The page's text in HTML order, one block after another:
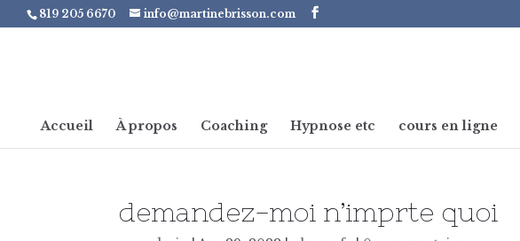
819 205 6670 info@martinebrisson.com
Accueil À propos Coaching Hypnose etc cours en ligne
demandez-moi n’imprte quoi